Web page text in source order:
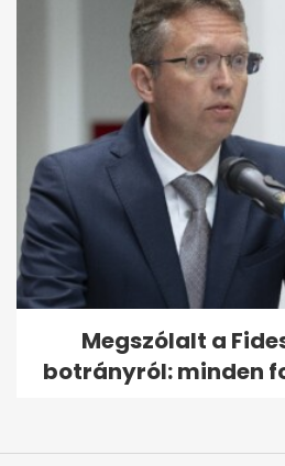
Megszólalt a
botrányról: minden